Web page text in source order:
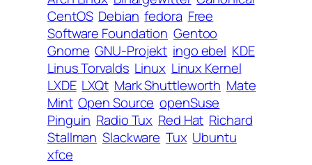
CentOS Debian fedora Free
Software Foundation Gentoo
Gnome GNU-Projekt ingo ebel KDE
Linus Torvalds Linux Linux Kernel
LXDE LXQt Mark Shuttleworth Mate
Mint Open Source openSuse
Pinguin Radio Tux Red Hat Richard
Stallman Slackware Tux Ubuntu
xfce